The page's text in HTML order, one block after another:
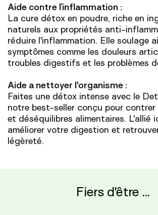
Aide contre l’inflammation :
La cure détox en poudre, riche en
naturels aux propriétés anti-
réduire l'inflammation. Elle soulage
symptômes comme les douleurs
troubles digestifs et les problèmes
Aide a nettoyer l'organisme :
Faites une détox intense avec le
notre best-seller conçu pour
et déséquilibres alimentaires. L'allié
améliorer votre digestion et
légèreté.
Fiers d'être ...